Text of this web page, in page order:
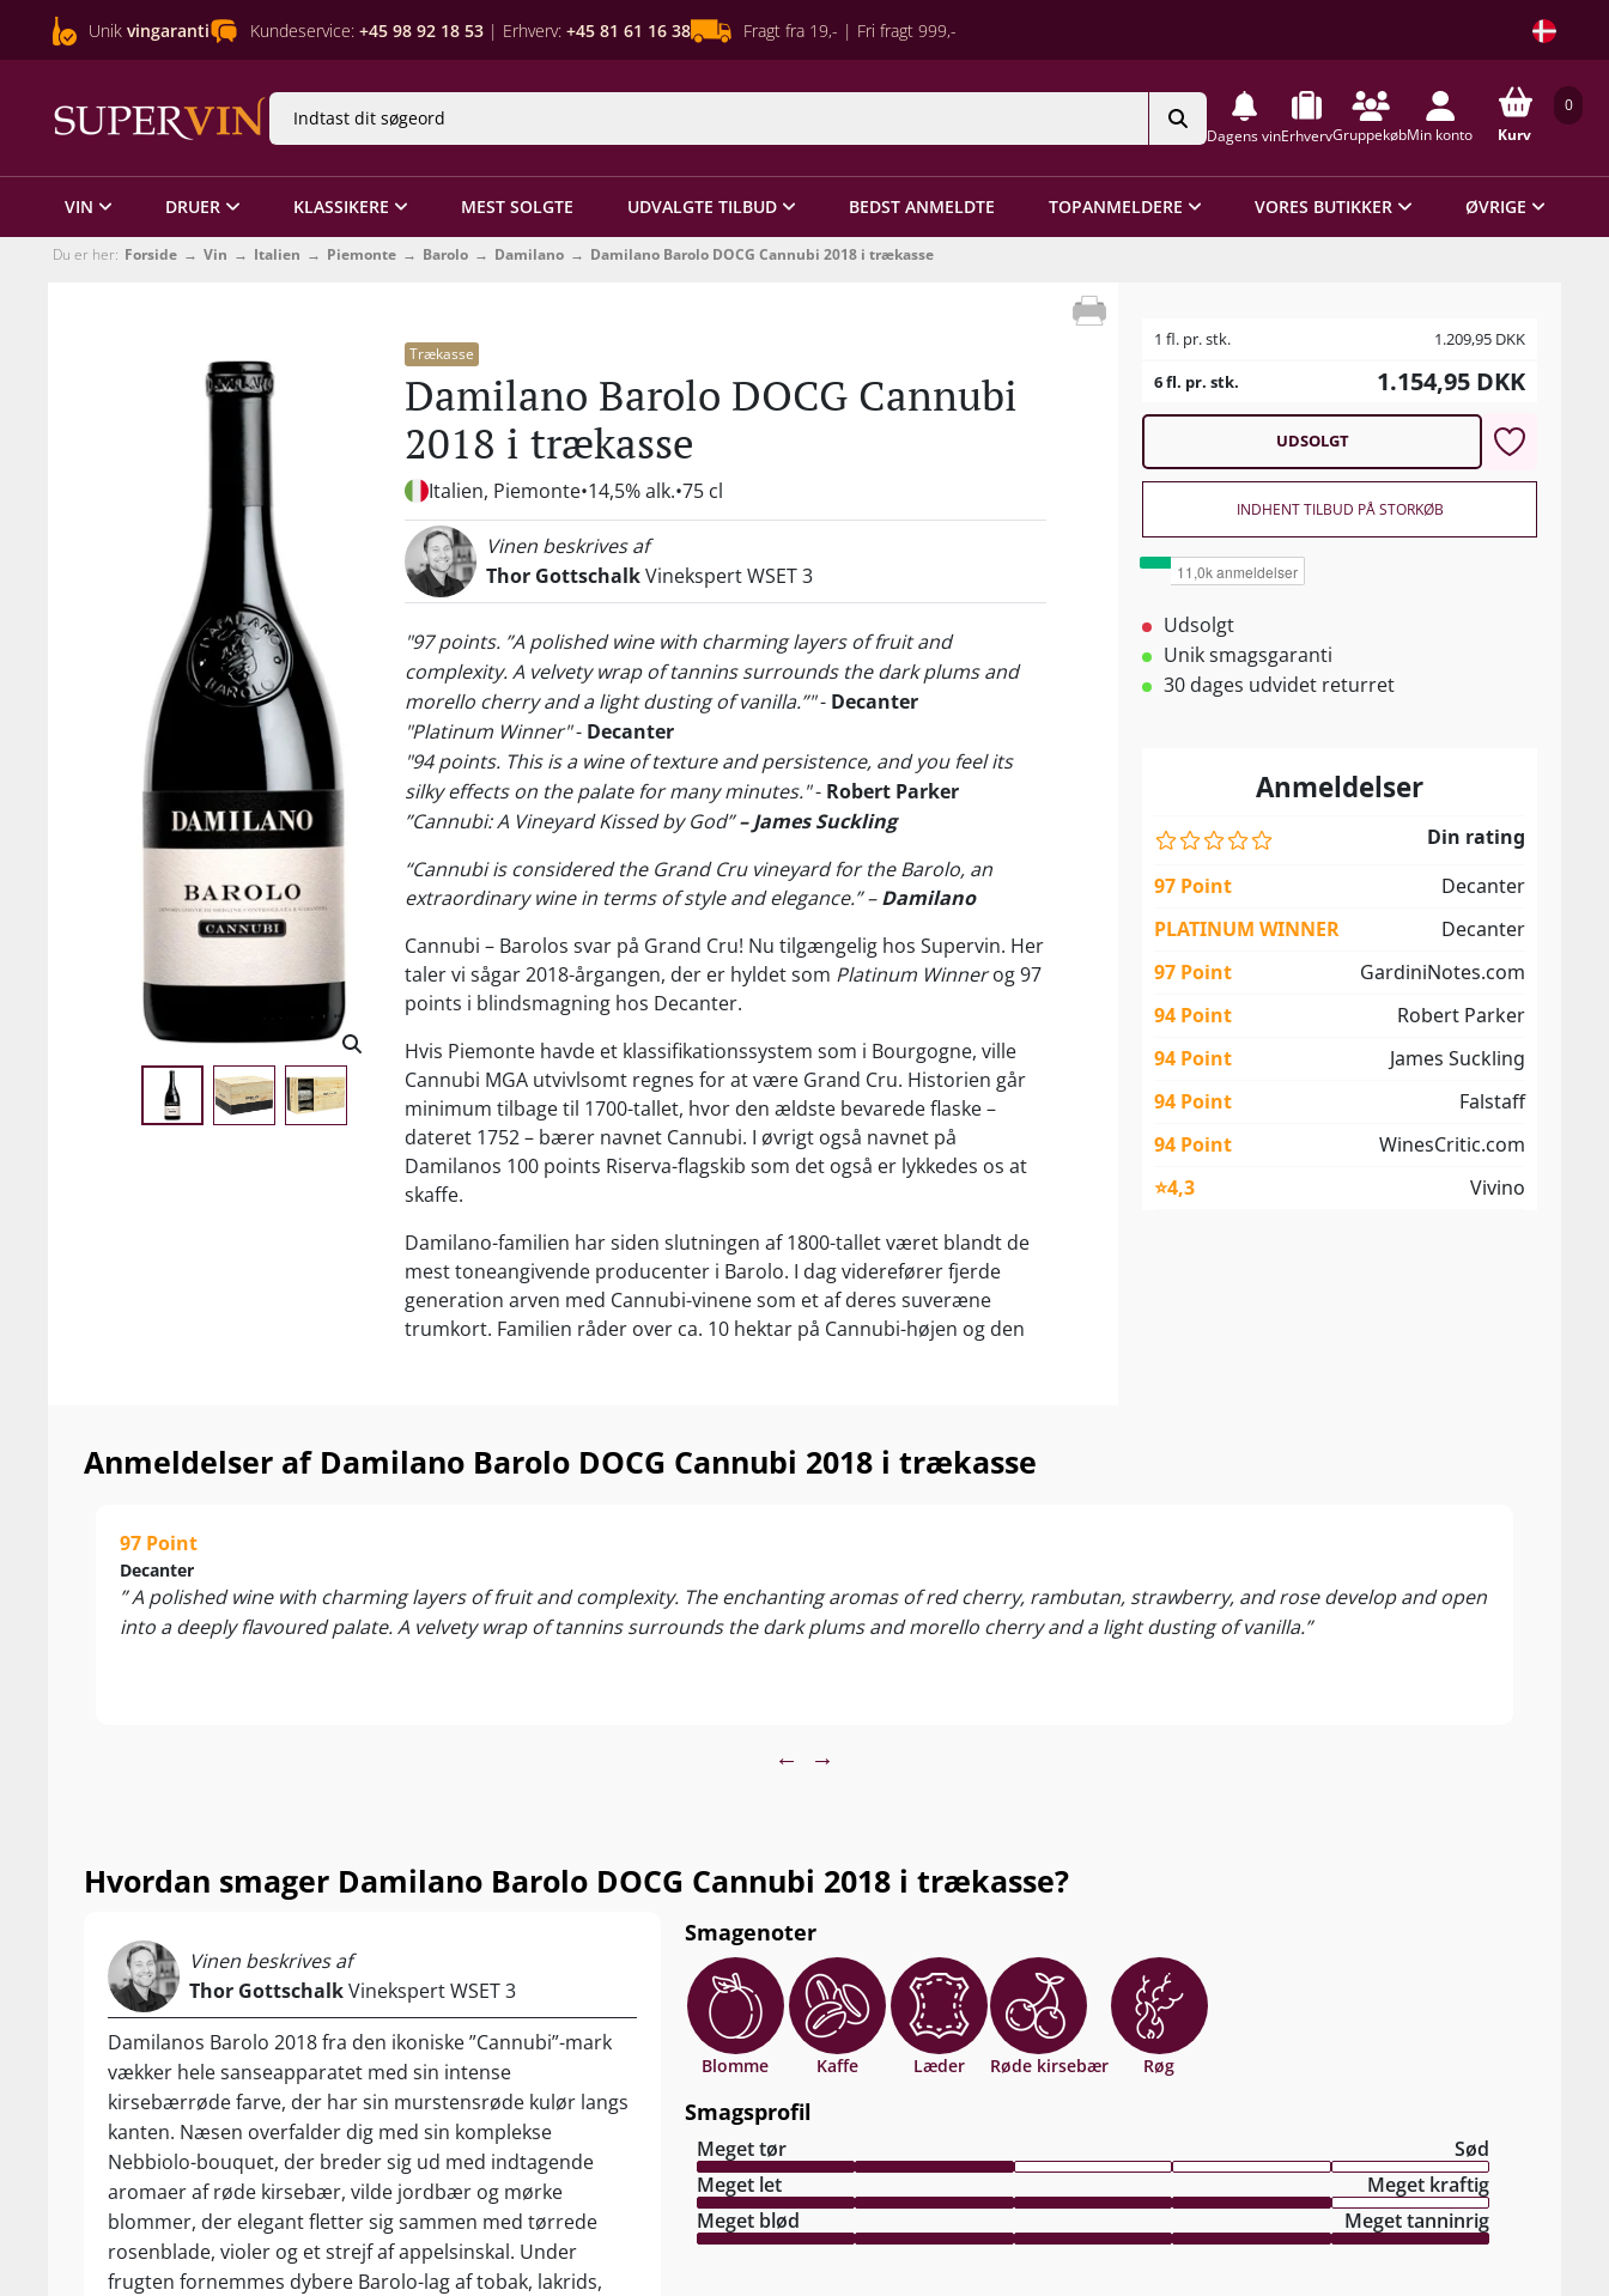
Unik vingaranti Kundeservice: +45 98 92 18 53 | Erhverv: +45 81 61 16 38 Fragt fra 19,- | Fri fragt 999,-
Dagens vinErhvervGruppekøbMin konto
0
Kurv
VIN DRUER KLASSIKERE MEST SOLGTE UDVALGTE TILBUD BEDST ANMELDTE TOPANMELDERE VORES BUTIKKER ØVRIGE
Du er her: Forside Vin Italien Piemonte Barolo Damilano Damilano Barolo DOCG Cannubi 2018 i trækasse
Trækasse
Damilano Barolo DOCG Cannubi
2018 i trækasse
Italien, Piemonte 14,5% alk. 75 cl
Vinen beskrives af
Thor GottschalkVinekspert WSET 3
"97 points. ”A polished wine with charming layers of fruit and
complexity. A velvety wrap of tannins surrounds the dark plums and
morello cherry and a light dusting of vanilla.”"- Decanter
"Platinum Winner"- Decanter
"94 points. This is a wine of texture and persistence, and you feel its
silky effects on the palate for many minutes."- Robert Parker
”Cannubi: A Vineyard Kissed by God”– James Suckling
“Cannubi is considered the Grand Cru vineyard for the Barolo, an
extraordinary wine in terms of style and elegance.” –Damilano
Cannubi – Barolos svar på Grand Cru! Nu tilgængelig hos Supervin. Her
taler vi sågar 2018-årgangen, der er hyldet som Platinum Winnerog 97
points i blindsmagning hos Decanter.
Hvis Piemonte havde et klassifikationssystem som i Bourgogne, ville
Cannubi MGA utvivlsomt regnes for at være Grand Cru. Historien går
minimum tilbage til 1700-tallet, hvor den ældste bevarede flaske –
dateret 1752 – bærer navnet Cannubi. I øvrigt også navnet på
Damilanos 100 points Riserva-flagskib som det også er lykkedes os at
skaffe.
Damilano-familien har siden slutningen af 1800-tallet været blandt de
mest toneangivende producenter i Barolo. I dag viderefører fjerde
generation arven med Cannubi-vinene som et af deres suveræne
trumkort. Familien råder over ca. 10 hektar på Cannubi-højen og den
denne legendariske Barolo som vi er stolte over at kunne præsentere
her i Supervins sortiment.
pastaretter og lagrede oste. Servér ved 16-18°C.
1 fl. pr. stk. 1.209,95 DKK
6 fl. pr. stk.
1.154,95 DKK
UDSOLGT
INDHENT TILBUD PÅ STORKØB
Udsolgt
Unik smagsgaranti
30 dages udvidet returret
Anmeldelser
Din rating
97 Point
Decanter
PLATINUM WINNER
Decanter
97 Point
GardiniNotes.com
94 Point
Robert Parker
94 Point
James Suckling
94 Point
Falstaff
94 Point
WinesCritic.com
⭐4,3
Vivino
Anmeldelser af Damilano Barolo DOCG Cannubi 2018 i trækasse
97 Point
Decanter
” A polished wine with charming layers of fruit and complexity. The enchanting aromas of red cherry, rambutan, strawberry, and rose develop and open
into a deeply flavoured palate. A velvety wrap of tannins surrounds the dark plums and morello cherry and a light dusting of vanilla.”
← →
Hvordan smager Damilano Barolo DOCG Cannubi 2018 i trækasse?
Vinen beskrives af
Thor GottschalkVinekspert WSET 3
Damilanos Barolo 2018 fra den ikoniske ”Cannubi”-mark
vækker hele sanseapparatet med sin intense
kirsebærrøde farve, der har sin murstensrøde kulør langs
kanten. Næsen overfalder dig med sin komplekse
Nebbiolo-bouquet, der breder sig ud med indtagende
aromaer af røde kirsebær, vilde jordbær og mørke
blommer, der elegant fletter sig sammen med tørrede
rosenblade, violer og et strejf af appelsinskal. Under
frugten fornemmes dybere Barolo-lag af tobak, lakrids,
Smagenoter
Blomme Kaffe Læder Røde kirsebær Røg
Smagsprofil
Meget tør
Sød
Meget let
Meget kraftig
Meget blød
Meget tanninrig